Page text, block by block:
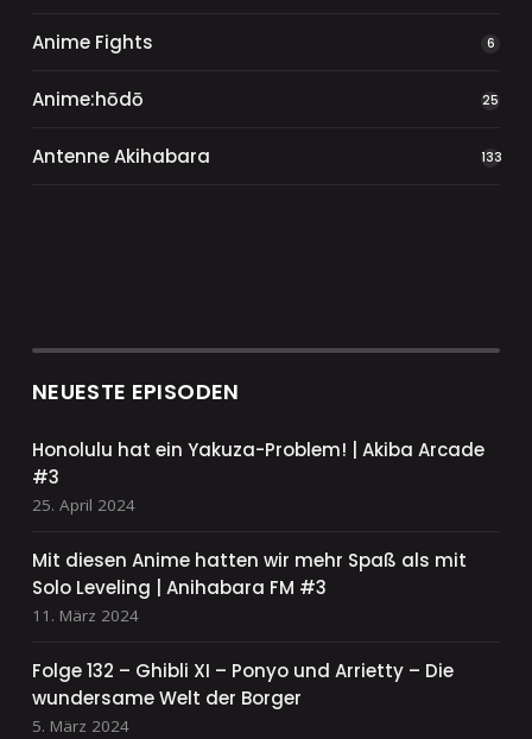
Anime Fights 6
Anime:hōdō 25
Antenne Akihabara 133
NEUESTE EPISODEN
Honolulu hat ein Yakuza-Problem! | Akiba Arcade
#3
25. April 2024
Mit diesen Anime hatten wir mehr Spaß als mit
Solo Leveling | Anihabara FM #3
11. März 2024
Folge 132 – Ghibli XI – Ponyo und Arrietty – Die
wundersame Welt der Borger
5. März 2024